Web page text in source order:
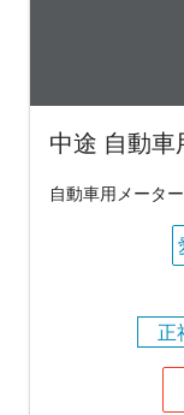
中途 自動
自動車用メータ
正